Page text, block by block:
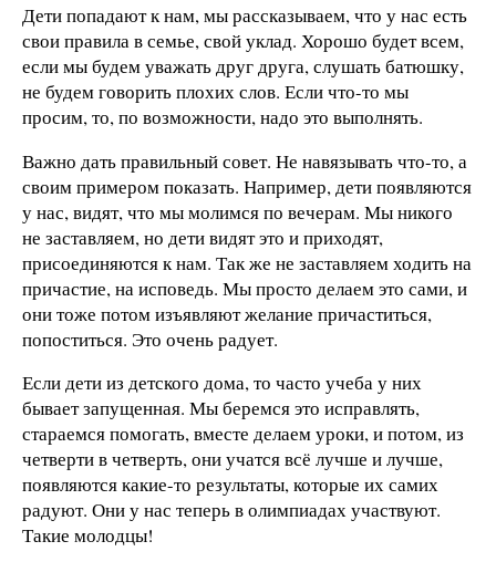
Дети попадают к нам, мы рассказываем, что у нас есть
свои правила в семье, свой уклад. Хорошо будет всем,
если мы будем уважать друг друга, слушать батюшку,
не будем говорить плохих слов. Если что-то мы
просим, то, по возможности, надо это выполнять.
Важно дать правильный совет. Не навязывать что-то, а
своим примером показать. Например, дети появляются
у нас, видят, что мы молимся по вечерам. Мы никого
не заставляем, но дети видят это и приходят,
присоединяются к нам. Так же не заставляем ходить на
причастие, на исповедь. Мы просто делаем это сами, и
они тоже потом изъявляют желание причаститься,
попоститься. Это очень радует.
Если дети из детского дома, то часто учеба у них
бывает запущенная. Мы беремся это исправлять,
стараемся помогать, вместе делаем уроки, и потом, из
четверти в четверть, они учатся всё лучше и лучше,
появляются какие-то результаты, которые их самих
радуют. Они у нас теперь в олимпиадах участвуют.
Такие молодцы!